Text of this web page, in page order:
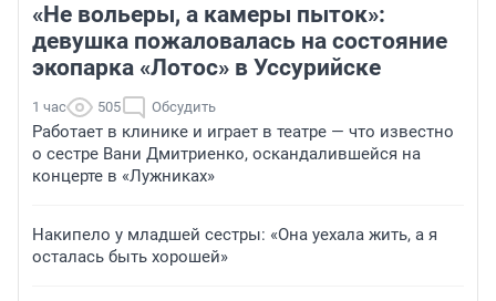
«Не вольеры, а камеры пыток»:
девушка пожаловалась на состояние
экопарка «Лотос» в Уссурийске
1 час 505 Обсудить
Работает в клинике и играет в театре — что известно
о сестре Вани Дмитриенко, оскандалившейся на
концерте в «Лужниках»
Накипело у младшей сестры: «Она уехала жить, а я
осталась быть хорошей»